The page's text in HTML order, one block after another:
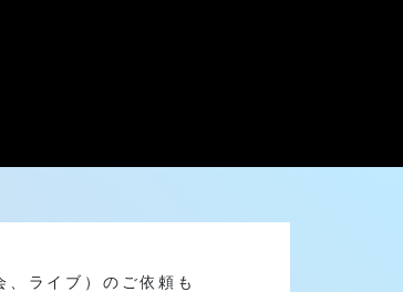
ライブ）のご依頼も